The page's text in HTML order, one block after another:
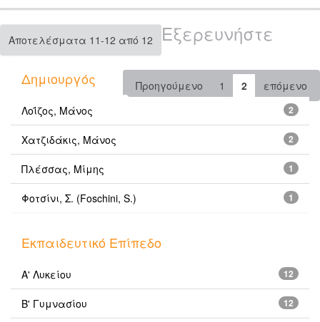
Αποτελέσματα 11-12 από 12
Προηγούμενο 1 2 επόμενο
Εξερευνήστε
Δημιουργός
2
Λοΐζος, Μάνος
2
Χατζιδάκις, Μάνος
1
Πλέσσας, Μίμης
1
Φοτσίνι, Σ. (Foschini, S.)
Εκπαιδευτικό Επίπεδο
12
Α' Λυκείου
12
Β' Γυμνασίου